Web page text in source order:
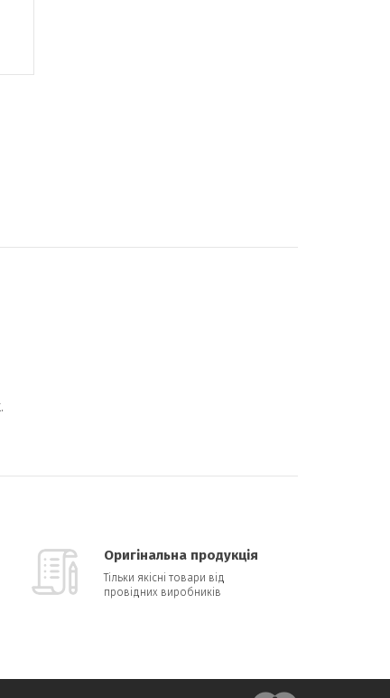
Оригінальна продукція
Тільки якісні товари від
провідних виробників